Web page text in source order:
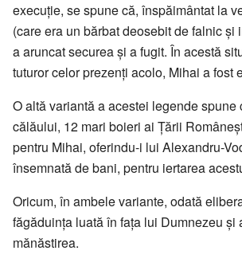
execuție, se spune că, înspăimântat la
(care era un bărbat deosebit de falnic și
a aruncat securea și a fugit. În acestă
tuturor celor prezenți acolo, Mihai a fost
O altă variantă a acestei legende spune
călăului, 12 mari boieri ai Țării
pentru Mihai, oferindu-i lui Alexandru-
însemnată de bani, pentru iertarea
Oricum, în ambele variante, odată
făgăduința luată în fața lui Dumnezeu și
mănăstirea.